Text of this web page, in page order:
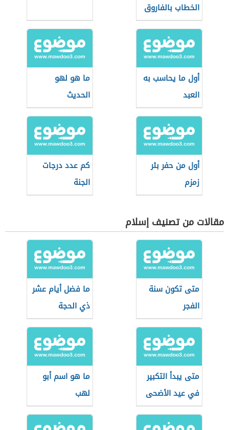
الخطاب بالفاروق
أول ما يحاسب به
العبد
ما هو لهو
الحديث
أول من حفر بئر
زمزم
كم عدد درجات
الجنة
مقالات من تصنيف إسلام
متى تكون سنة
الفجر
ما فضل أيام عشر
ذي الحجة
متى يبدأ التكبير
في عيد الأضحى
ما هو اسم أبو
لهب